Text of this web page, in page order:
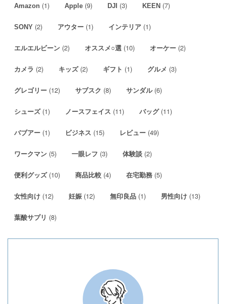
Amazon (1) Apple (9) DJI (3) KEEN (7)
SONY (2) アウター (1) インテリア (1)
エルエルビーン (2) オススメ○選 (10) オーケー (2)
カメラ (2) キッズ(2) ギフト (1) グルメ (3)
グレゴリー (12) サブスク (8) サンダル(6)
シューズ(1) ノースフェイス (11) バッグ(11)
バブアー (1) ビジネス (15) レビュー (49)
ワークマン (5) 一眼レフ (3) 体験談 (2)
便利グッズ(10) 商品比較 (4) 在宅勤務 (5)
女性向け (12) 妊娠 (12) 無印良品 (1) 男性向け (13)
葉酸サプリ (8)